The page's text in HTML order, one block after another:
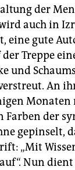
der
auch in
eine gute
Treppe
und
An
Monaten
Farben der
gepinselt,
„Mit
Nun dient